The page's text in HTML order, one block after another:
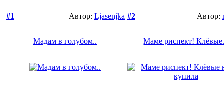
#1 Автор: Ljasenjka
Мадам в голубом..
#2 Автор:
Маме риспект!